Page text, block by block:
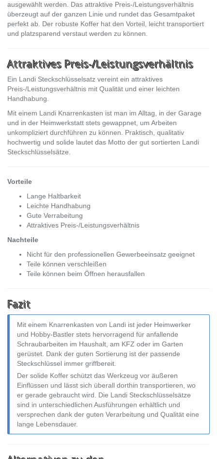
ausgewählt werden. Das attraktive Preis-/Leistungsverhältnis
überzeugt auf der ganzen Linie und rundet das Gesamtpaket
perfekt ab. Der robuste Koffer hat den Vorteil, leicht transportiert
und platzsparend verstaut werden zu können.
Attraktives Preis-/Leistungsverhältnis
Ein Landi Steckschlüsselsatz vereint ein attraktives
Preis-/Leistungsverhältnis mit Qualität und einer leichten
Handhabung.
Mit einem Landi Knarrenkasten ist man im Alltag, in der Garage
und in der Heimwerkstatt stets gewappnet, um Arbeiten
unkompliziert durchführen zu können. Praktisch, qualitativ
hochwertig und solide lautet das Motto der gut sortierten Landi
Steckschlüsselsätze.
Vorteile
Lange Haltbarkeit
Leichte Handhabung
Gute Verrabeitung
Attraktives Preis-/Leistungsverhältnis
Nachteile
Nicht für den professionellen Gewerbeeinsatz geeignet
Teile können verschleißen
Teile können beim Öffnen herausfallen
Fazit
Mit einem Knarrenkasten von Landi ist jeder Heimwerker
und Hobby-Bastler stets hervorragend für anfallende
Schraubarbeiten im Haushalt, am KFZ oder im Garten
gerüstet. Dank der guten Sortierung ist der passende
Steckschlüssel immer griffbereit.
Der solide Koffer schützt das Werkzeug vor äußeren
Einflüssen und lässt sich überall dorthin transportieren, wo
er gerade gebraucht wird. Die Landi Steckschlüsselsätze
sind in unterschiedlichen Ausführungen erhältlich und
versprechen dank der guten Verarbeitung und Qualität eine
lange Lebensdauer.